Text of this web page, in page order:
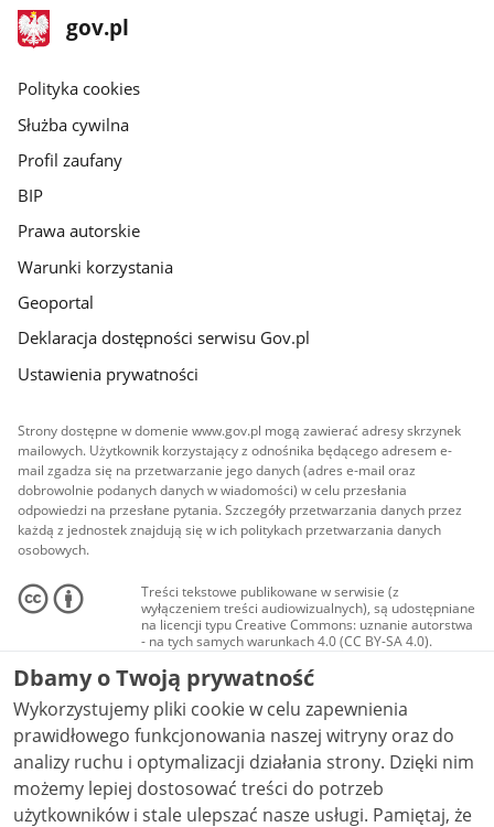
stopka
gov.pl
Strona
gov.pl
gov.pl
Polityka cookies
Służba cywilna
Profil zaufany
BIP
Prawa autorskie
Warunki korzystania
Geoportal
Deklaracja dostępności serwisu Gov.pl
Ustawienia prywatności
Strony dostępne w domenie www.gov.pl mogą zawierać adresy skrzynek
mailowych. Użytkownik korzystający z odnośnika będącego adresem e-
mail zgadza się na przetwarzanie jego danych (adres e-mail oraz
dobrowolnie podanych danych w wiadomości) w celu przesłania
odpowiedzi na przesłane pytania. Szczegóły przetwarzania danych przez
każdą z jednostek znajdują się w ich politykach przetwarzania danych
osobowych.
Treści tekstowe publikowane w serwisie (z
wyłączeniem treści audiowizualnych), są udostępniane
na licencji typu Creative Commons: uznanie autorstwa
- na tych samych warunkach 4.0 (CC BY-SA 4.0).
Materiały audiowizualne, w tym zdjęcia, materiały
audio i wideo, są udostępniane na licencji typu
Creative Commons: uznanie autorstwa użycie
niekomercyjne - bez utworów zależnych 4.0 (CC BY-
NC-ND 4.0), o ile nie jest to stwierdzone inaczej.
Dbamy o Twoją prywatność
Wykorzystujemy pliki cookie w celu zapewnienia
prawidłowego funkcjonowania naszej witryny oraz do
analizy ruchu i optymalizacji działania strony. Dzięki nim
możemy lepiej dostosować treści do potrzeb
użytkowników i stale ulepszać nasze usługi. Pamiętaj, że